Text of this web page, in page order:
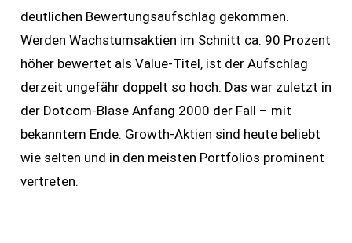
deutlichen Bewertungsaufschlag gekommen.
Werden Wachstumsaktien im Schnitt ca. 90 Prozent
höher bewertet als Value-Titel, ist der Aufschlag
derzeit ungefähr doppelt so hoch. Das war zuletzt in
der Dotcom-Blase Anfang 2000 der Fall – mit
bekanntem Ende. Growth-Aktien sind heute beliebt
wie selten und in den meisten Portfolios prominent
vertreten.